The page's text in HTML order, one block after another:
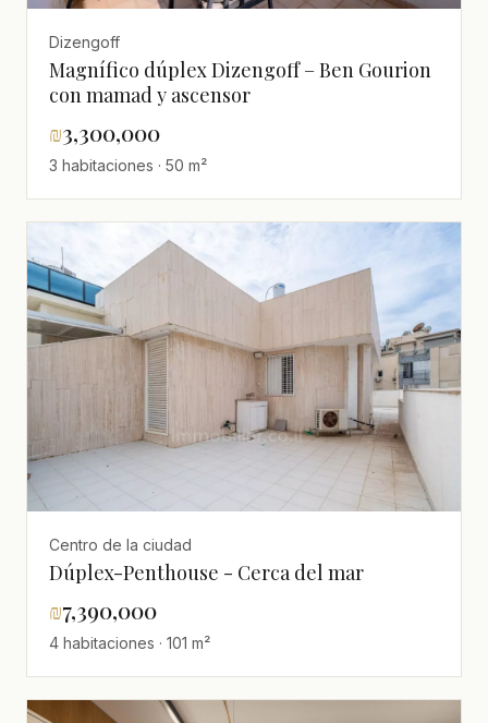
Dizengoff
Magnífico dúplex Dizengoff – Ben Gourion
con mamad y ascensor
₪3,300,000
3 habitaciones · 50 m²
Centro de la ciudad
Dúplex-Penthouse - Cerca del mar
₪7,390,000
4 habitaciones · 101 m²